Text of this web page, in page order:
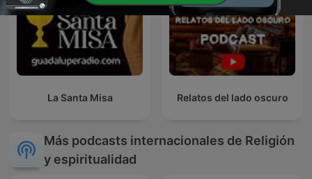
La Santa Misa Relatos del lado oscuro
Más podcasts internacionales de Religión
y espiritualidad